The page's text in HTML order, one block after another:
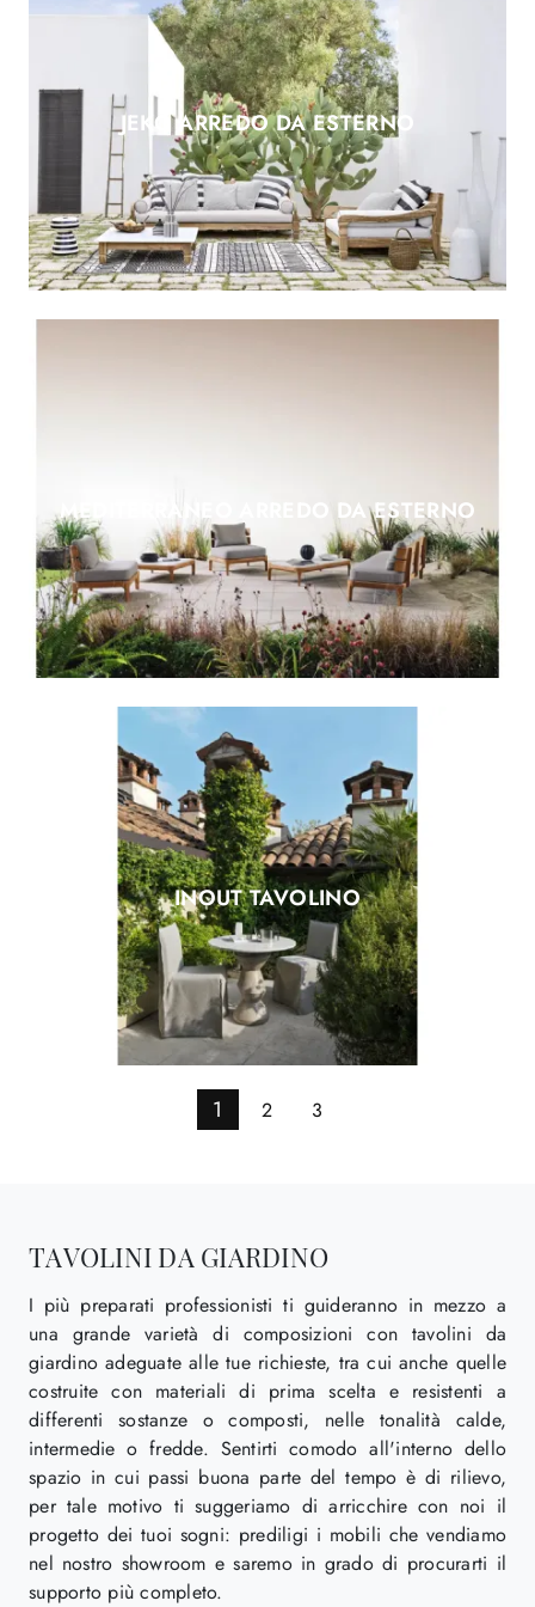
JEKO ARREDO DA ESTERNO
MEDITERRANEO ARREDO DA ESTERNO
INOUT TAVOLINO
1 2 3
TAVOLINI DA GIARDINO
I più preparati professionisti ti guideranno in mezzo a
una grande varietà di composizioni con tavolini da
giardino adeguate alle tue richieste, tra cui anche quelle
costruite con materiali di prima scelta e resistenti a
differenti sostanze o composti, nelle tonalità calde,
intermedie o fredde. Sentirti comodo all'interno dello
spazio in cui passi buona parte del tempo è di rilievo,
per tale motivo ti suggeriamo di arricchire con noi il
progetto dei tuoi sogni: prediligi i mobili che vendiamo
nel nostro showroom e saremo in grado di procurarti il
supporto più completo.